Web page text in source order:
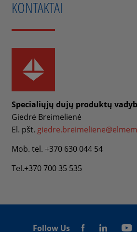
KONTAKTAI
Specialiųjų dujų produktų
Giedrė Breimelienė
El. pšt.
Mob. tel. +370 630 044 54
Tel.+370 700 35 535
Follow Us